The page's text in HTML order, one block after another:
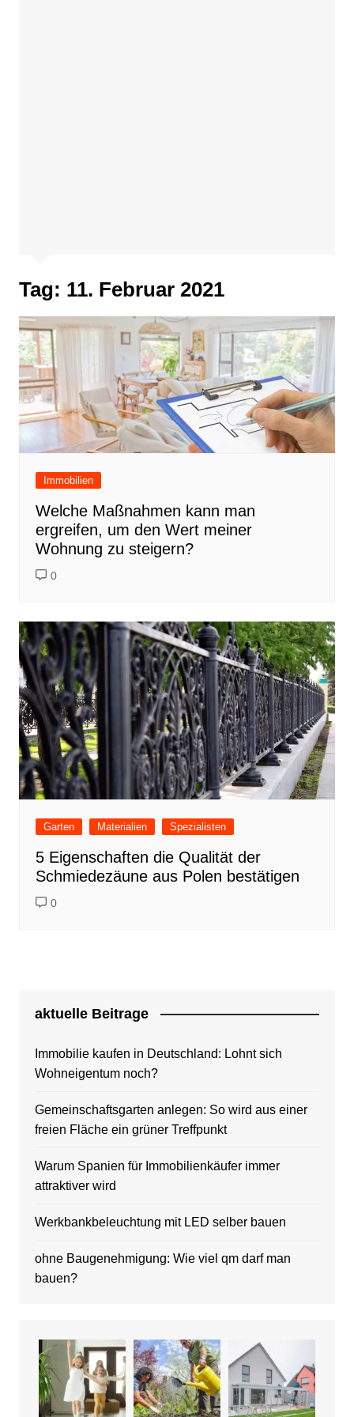
Tag: 11. Februar 2021
Immobilien
Welche Maßnahmen kann man
ergreifen, um den Wert meiner
Wohnung zu steigern?
0
Garten Materialien Spezialisten
5 Eigenschaften die Qualität der
Schmiedezäune aus Polen bestätigen
0
aktuelle Beitrage
Immobilie kaufen in Deutschland: Lohnt sich
Wohneigentum noch?
Gemeinschaftsgarten anlegen: So wird aus einer
freien Fläche ein grüner Treffpunkt
Warum Spanien für Immobilienkäufer immer
attraktiver wird
Werkbankbeleuchtung mit LED selber bauen
ohne Baugenehmigung: Wie viel qm darf man
bauen?